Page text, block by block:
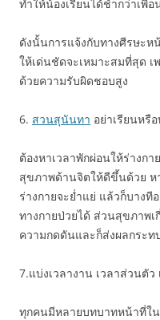
ทำให้น้องเรียนได้ช้ากว่าเพื่อ
ดังนั้นการแจ้งกับทางศีรษะห
ให้เด่นชัดจะเหมาะสมที่สุด เ
ด้วยความรับผิดชอบสูง
6. สวนสุนันทา อย่าเรียนหรื
ต้องหาเวลาพักผ่อนให้ร่างก
สุขภาพด้านจิตให้ดีขึ้นด้วย ห
ร่างกายจะย่ำแย่ แล้วก็บางที
ทางกายป่วยได้ ส่วนสุขภาพเ
ความกดดันและก็ส่งผลกระ
7.แบ่งเวลางาน เวลาส่วนตั
ทุกคนมีหลายบทบาทหน้าที่ใน